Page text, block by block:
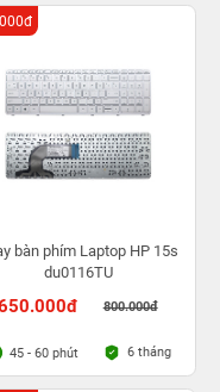
bàn phím Laptop HP 15s
du0116TU
800.000đ
45 - 60 phút 6 tháng